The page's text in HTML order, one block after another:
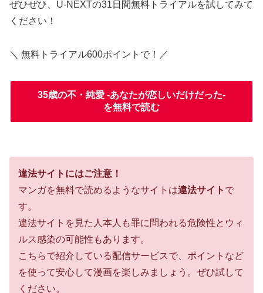
ぜひぜひ、U-NEXTの31日間無料トライアルを試してみて
ください！
＼ 無料トライアル600ポイントで！／
35歳の不・純愛 -あなたが恋しいだけだった-
を無料で読む
違法サイトにはご注意！
マンガを無料で読めるようなサイトは違法サイト で
す。
違法サイトを見た人本人も罪に問われる危険性とウィ
ルス感染の可能性もあります。
こちらで紹介している配信サービスで、ポイントなど
を使って安心して漫画を楽しみましょう。ぜひ試して
ください。